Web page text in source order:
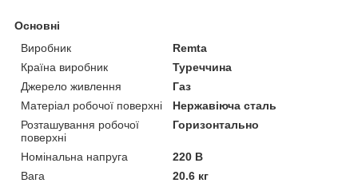
Основні
Виробник
Remta
Країна виробник
Туреччина
Джерело живлення
Газ
Матеріал робочої поверхні
Нержавіюча сталь
Розташування робочої
поверхні
Горизонтально
Номінальна напруга
220 В
Вага
20.6 кг